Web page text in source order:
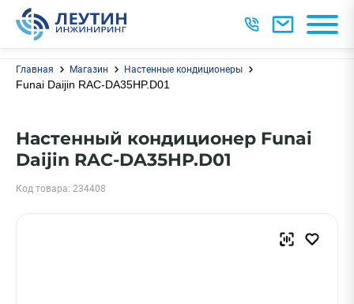
Главная Магазин Настенные кондиционеры
Funai Daijin RAC-DA35HP.D01
Настенный кондиционер Funai
Daijin RAC-DA35HP.D01
Код товара: 234408